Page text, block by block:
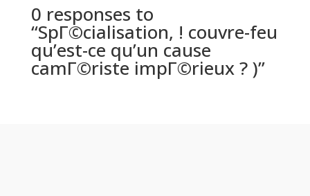
0 responses to
“SpГ©cialisation, ! couvre-feu
qu’est-ce qu’un cause
camГ©riste impГ©rieux ? )”